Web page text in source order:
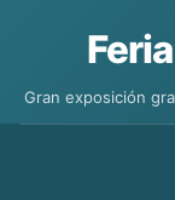
Gran exposición